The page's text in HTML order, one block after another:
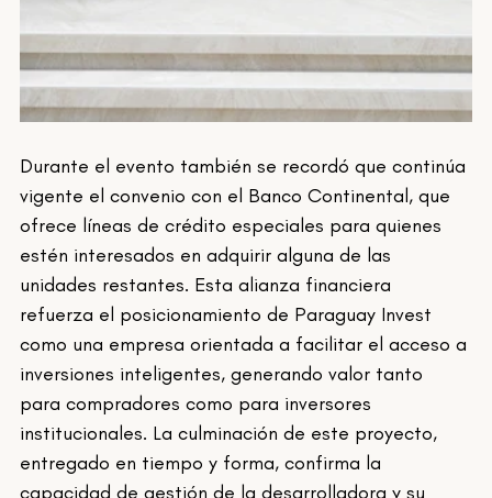
Durante el evento también se recordó que continúa
vigente el convenio con el Banco Continental, que
ofrece líneas de crédito especiales para quienes
estén interesados en adquirir alguna de las
unidades restantes. Esta alianza financiera
refuerza el posicionamiento de Paraguay Invest
como una empresa orientada a facilitar el acceso a
inversiones inteligentes, generando valor tanto
para compradores como para inversores
institucionales. La culminación de este proyecto,
entregado en tiempo y forma, confirma la
capacidad de gestión de la desarrolladora y su